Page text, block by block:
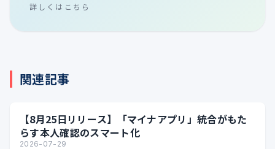
詳しくはこちら
関連記事
【8月25日リリース】「マイナアプリ」統合がもた
らす本人確認のスマート化
2026-07-29